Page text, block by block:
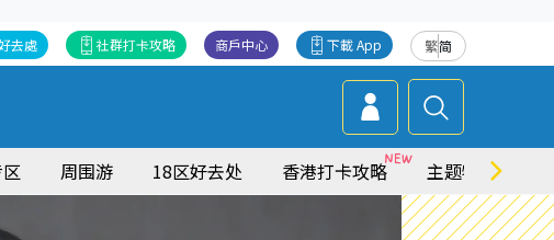
繁简
下載 App
商戶中心
社群打卡攻略
去處
周围游 18区好去处 香港打卡攻略 主题特集